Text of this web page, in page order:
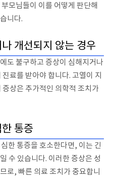
모님들이 이를 어떻게 판단해
니다.
개선되지 않는 경우
도 불구하고 증상이 심해지거나
료를 받아야 합니다. 고열이 지
상은 추가적인 의학적 조치가
통증
한 통증을 호소한다면, 이는 긴
수 있습니다. 이러한 증상은 성
로, 빠른 의료 조치가 중요합니